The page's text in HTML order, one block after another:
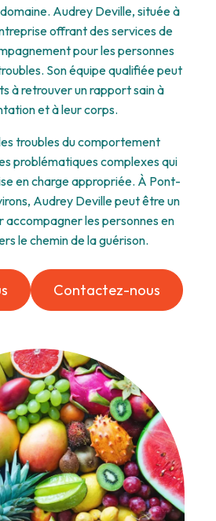
Audrey Deville, située à
offrant des services de
pour les personnes
Son équipe qualifiée peut
à retrouver un rapport sain à
et à leur corps.
troubles du comportement
problématiques complexes qui
en charge appropriée. À Pont-
Audrey Deville peut être un
accompagner les personnes en
le chemin de la guérison.
Contactez-nous